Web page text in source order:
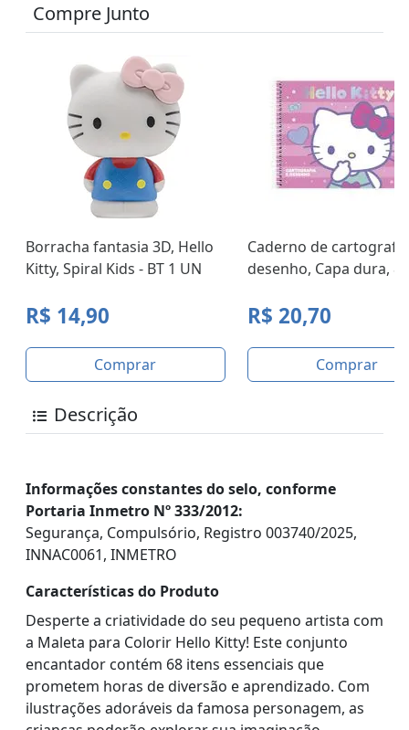
Compre Junto
Borracha fantasia 3D, Hello
Kitty, Spiral Kids - BT 1 UN
R$ 14,90
Comprar
Caderno de
desenho, Capa dura,
R$ 20,70
Comprar
Descrição
Informações constantes do selo, conforme
Portaria Inmetro Nº 333/2012:
Segurança, Compulsório, Registro 003740/2025,
INNAC0061, INMETRO
Características do Produto
Desperte a criatividade do seu pequeno artista com
a Maleta para Colorir Hello Kitty! Este conjunto
encantador contém 68 itens essenciais que
prometem horas de diversão e aprendizado. Com
ilustrações adoráveis da famosa personagem, as